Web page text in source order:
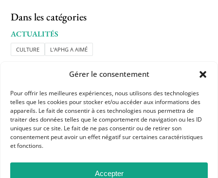
Gérer le consentement
Pour offrir les meilleures expériences, nous utilisons des technologies
telles que les cookies pour stocker et/ou accéder aux informations des
appareils. Le fait de consentir à ces technologies nous permettra de
traiter des données telles que le comportement de navigation ou les ID
uniques sur ce site. Le fait de ne pas consentir ou de retirer son
consentement peut avoir un effet négatif sur certaines caractéristiques
et fonctions.
Accepter
Dans les catégories
ACTUALITÉS
CULTURE L'APHG A AIMÉ
APHG
Association des professeurs d'histoire et géographie
+ 33 0(1) 42 33 62 37